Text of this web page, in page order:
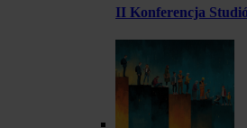
II Konferencja